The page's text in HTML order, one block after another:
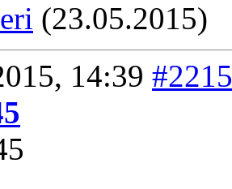
(23.05.2015)
14:39 #2215